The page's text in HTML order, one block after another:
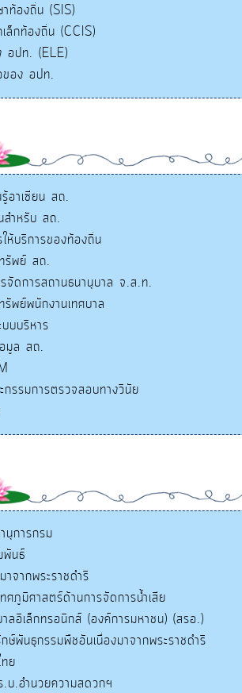
ท้องถิ่น (SIS)
ล็กท้องถิ่น (CCIS)
อปท. (ELE)
ของ อปท.
อาเซียน สถ.
สำหรับ สถ.
ห้บริการของท้องถิ่น
รัพย์ สถ.
จัดการสถานธนานุบาล จ.ส.ท.
พย์พนักงานเทศบาล
บบริหาร
มูล สถ.
กรรมการตรวจสอบทางวินัย
นุการกรม
พันธ์
าจากพระราชดำริ
ศภูมิศาสตร์ด้านการจัดการน้ำเสีย
าลอิเล็กทรอนิกส์ (องค์การมหาชน) (สรอ.)
ษ์พันธุกรรมพืชอันเนื่องมาจากพระราชดำริ
ย
.อำนวยความสดวกฯ